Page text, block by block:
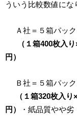
ういう比較数値に
Ａ社＝５箱パック
（１箱400枚入り×
円）
Ｂ社＝５箱パック
（１箱320枚入り×
円）
・紙品質やや劣